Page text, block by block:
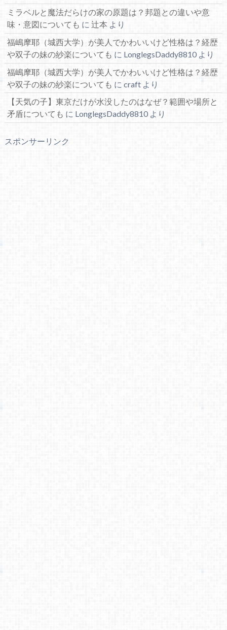
ミラベルと魔法だらけの家の原題は？邦題との違いや意
味・意図についても に 辻本 より
福嶋摩耶（城西大学）が美人でかわいいけど性格は？経歴
や双子の妹の紗楽についても に LonglegsDaddy8810より
福嶋摩耶（城西大学）が美人でかわいいけど性格は？経歴
や双子の妹の紗楽についても に craftより
【天気の子】東京だけが水没したのはなぜ？範囲や場所と
矛盾についても に LonglegsDaddy8810より
スポンサーリンク